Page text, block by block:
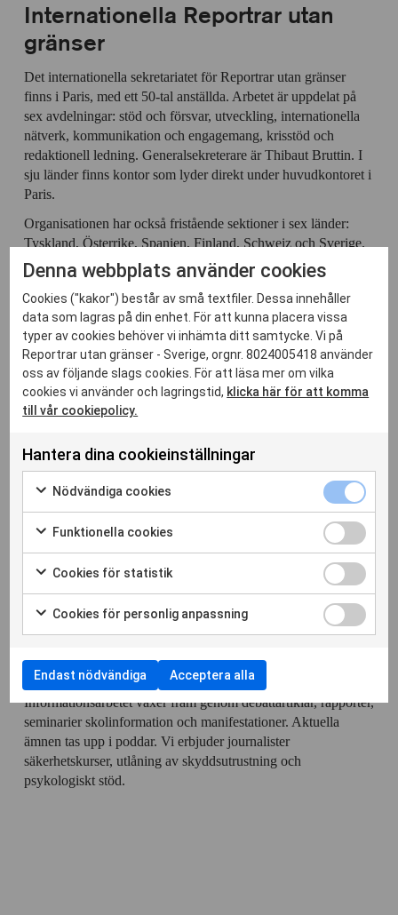
Internationella Reportrar utan
gränser
Det internationella sekretariatet för Reportrar utan gränser
finns i Paris, med ett 50-tal anställda. Arbetet är uppdelat på
sex avdelningar: stöd och försvar, utveckling, internationella
nätverk, kommunikation och engagemang, krisstöd och
redaktionell ledning. Generalsekreterare är Thibaut Bruttin. I
sju länder finns kontor som lyder direkt under huvudkontoret i
Paris.
Organisationen har också fristående sektioner i sex länder:
Tyskland, Österrike, Spanien, Finland, Schweiz och Sverige.
En internationell styrelse, vald av sektionerna utifrån hur
många medlemmar de har, möts fyra gånger om året för att
fatta policybeslut. Representanter från sektionerna träffas tre
gånger om året i Internationella rådet och drar upp långsiktiga
strategiska planer för arbetet. Rådet är en kontaktyta mellan
sektionerna och det internationella sekretariatet. Från svenska
RSF sitter vice ordförande Siri Hill.
Utöver detta finns ombud i fem länder. I drygt 130 länder
yttrandefriheten.
Madrid, Stockholm och Wien. Kontoren finns i Bryssel,
Dakar, London, Rio de Janeiro, Taipei, Tunis och
Washington. Ombuden finns i Alger, Islamabad, Istanbul,
Mexico City och New Delhi.
Reportrar utan gränser i Sverige
sprida organisationens pressfrihetsindex, delar ut ett eget
pressfrihetspris och genomför projekt i olika länder.
Informationsarbetet växer fram genom debattartiklar, rapporter,
seminarier skolinformation och manifestationer. Aktuella
ämnen tas upp i poddar. Vi erbjuder journalister
säkerhetskurser, utlåning av skyddsutrustning och
psykologiskt stöd.
Denna webbplats använder cookies
Cookies ("kakor") består av små textfiler. Dessa innehåller
data som lagras på din enhet. För att kunna placera vissa
typer av cookies behöver vi inhämta ditt samtycke. Vi på
Reportrar utan gränser - Sverige, orgnr. 8024005418 använder
oss av följande slags cookies. För att läsa mer om vilka
cookies vi använder och lagringstid, klicka här för att komma
till vår cookiepolicy.
Hantera dina cookieinställningar
Nödvändiga cookies
Markera
för
samtycka
till
användning
av
cookies
Funktionella cookies
Markera
för
samtycka
till
användning
Funktionella
cookies
cookies
Cookies för statistik
Markera
för
samtycka
till
användning
av
Cookies
för
statistik
Cookies
för
statistik
Cookies för personlig anpassning
Markera
att
samtycka
till
användning
av
Cookies
för
personlig
Cookies
för
Endast nödvändiga Acceptera alla